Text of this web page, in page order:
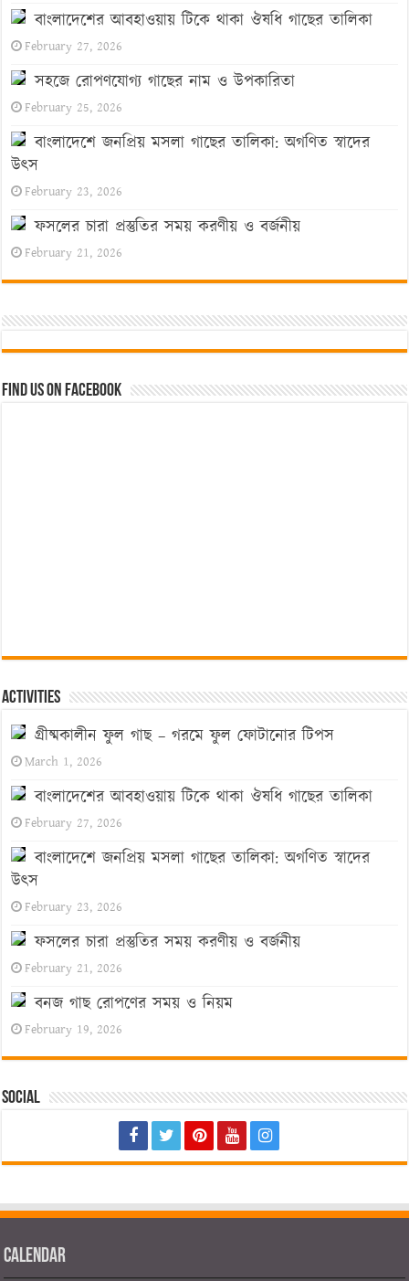
বাংলাদেশের আবহাওয়ায় টিকে থাকা ঔষধি গাছের তালিকা
February 27, 2026
সহজে রোপণযোগ্য গাছের নাম ও উপকারিতা
February 25, 2026
বাংলাদেশে জনপ্রিয় মসলা গাছের তালিকা: অগণিত স্বাদের
উৎস
February 23, 2026
ফসলের চারা প্রস্তুতির সময় করণীয় ও বর্জনীয়
February 21, 2026
Find us on Facebook
Activities
গ্রীষ্মকালীন ফুল গাছ – গরমে ফুল ফোটানোর টিপস
March 1, 2026
বাংলাদেশের আবহাওয়ায় টিকে থাকা ঔষধি গাছের তালিকা
February 27, 2026
বাংলাদেশে জনপ্রিয় মসলা গাছের তালিকা: অগণিত স্বাদের
উৎস
February 23, 2026
ফসলের চারা প্রস্তুতির সময় করণীয় ও বর্জনীয়
February 21, 2026
বনজ গাছ রোপণের সময় ও নিয়ম
February 19, 2026
Social
Calendar